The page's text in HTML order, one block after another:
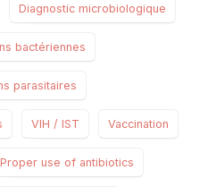
Diagnostic microbiologique
bactériennes
parasitaires
VIH / IST Vaccination
Proper use of antibiotics